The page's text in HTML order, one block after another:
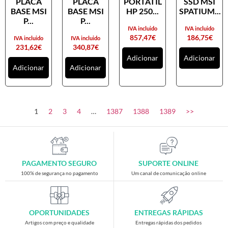
Placas gráficas
SAIS
Ventoínhas
Computadores
All-in-One
Gaming
Acessórios gaming
Cadeiras gaming
Merchandising
BASE MSI
P...
231,62€
IVA incluido
Adicionar
BASE MSI
P...
340,87€
IVA incluido
Adicionar
HP 250...
857,47€
IVA incluido
Adicionar
SPATIUM...
186,75€
IVA incluido
Adicionar
1 2 3 4 … 1387 1388 1389 >>
PAGAMENTO SEGURO
100% de segurança no pagamento
SUPORTE ONLINE
Um canal de comunicação online
OPORTUNIDADES
Artigos com preço e qualidade
ENTREGAS RÁPIDAS
Entregas rápidas dos pedidos